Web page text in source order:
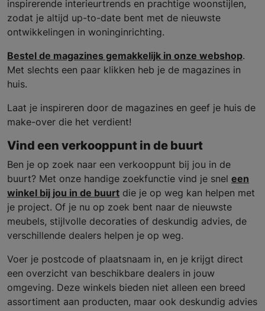
inspirerende interieurtrends en prachtige woonstijlen,
zodat je altijd up-to-date bent met de nieuwste
ontwikkelingen in woninginrichting.
Bestel de magazines gemakkelijk in onze webshop.
Met slechts een paar klikken heb je de magazines in
huis.
Laat je inspireren door de magazines en geef je huis de
make-over die het verdient!
Vind een verkooppunt in de buurt
Ben je op zoek naar een verkooppunt bij jou in de
buurt? Met onze handige zoekfunctie vind je snel een
winkel bij jou in de buurt die je op weg kan helpen met
je project. Of je nu op zoek bent naar de nieuwste
meubels, stijlvolle decoraties of deskundig advies, de
verschillende dealers helpen je op weg.
Voer je postcode of plaatsnaam in, en je krijgt direct
een overzicht van beschikbare dealers in jouw
omgeving. Deze winkels bieden niet alleen een breed
assortiment aan producten, maar ook deskundig advies